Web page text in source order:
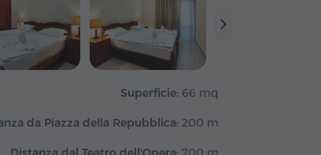
Superficie: 66 mq
da Piazza della Repubblica: 200 m